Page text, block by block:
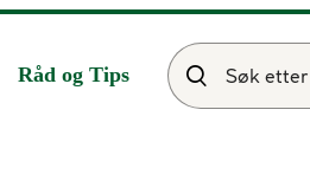
Råd og Tips